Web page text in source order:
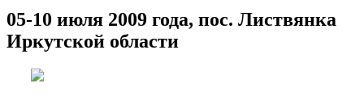
05-10 июля 2009 года, пос. Листвянка
Иркутской области